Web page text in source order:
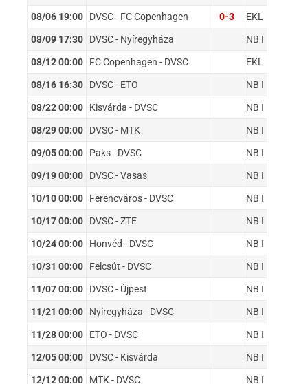
08/06 19:00 DVSC - FC Copenhagen 0-3 EKL
08/09 17:30 DVSC - Nyíregyháza NB I
08/12 00:00 FC Copenhagen - DVSC EKL
08/16 16:30 DVSC - ETO NB I
08/22 00:00 Kisvárda - DVSC NB I
08/29 00:00 DVSC - MTK NB I
09/05 00:00 Paks - DVSC NB I
09/19 00:00 DVSC - Vasas NB I
10/10 00:00 Ferencváros - DVSC NB I
10/17 00:00 DVSC - ZTE NB I
10/24 00:00 Honvéd - DVSC NB I
10/31 00:00 Felcsút - DVSC NB I
11/07 00:00 DVSC - Újpest NB I
11/21 00:00 Nyíregyháza - DVSC NB I
11/28 00:00 ETO - DVSC NB I
12/05 00:00 DVSC - Kisvárda NB I
12/12 00:00 MTK - DVSC NB I